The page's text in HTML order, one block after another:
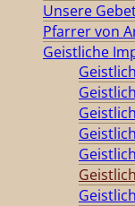
Unsere
Pfarrer von
Geistliche